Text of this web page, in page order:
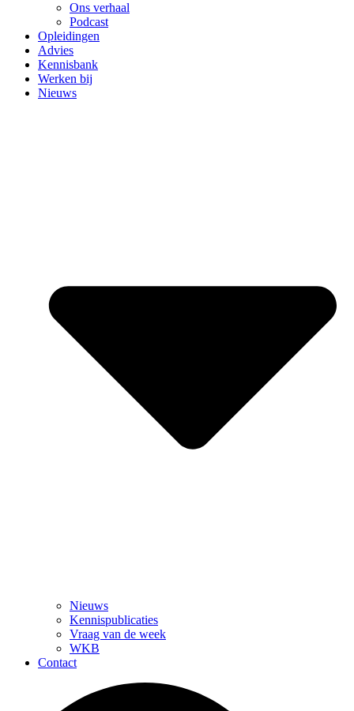
Ons verhaal
Podcast
Opleidingen
Advies
Kennisbank
Werken bij
Nieuws
Nieuws
Kennispublicaties
Vraag van de week
WKB
Contact